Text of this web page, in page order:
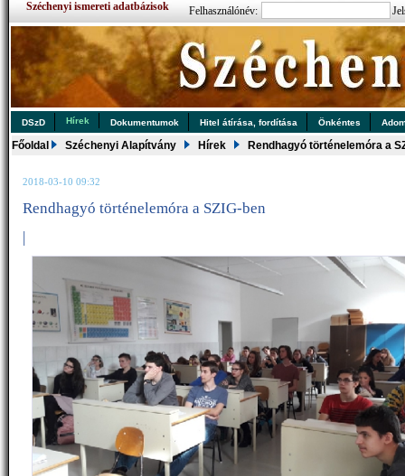
Széchenyi ismereti adatbázisok Felhasználónév:
DSzD Hírek Dokumentumok Hitel átírása, fordítása Önkéntes
Főoldal Széchenyi Alapítvány Hírek Rendhagyó történelemóra a
2018-03-10 09:32
Rendhagyó történelemóra a SZIG-ben
|